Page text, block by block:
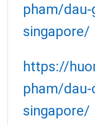
pham/dau-
singapore/
https://
pham/dau-
singapore/